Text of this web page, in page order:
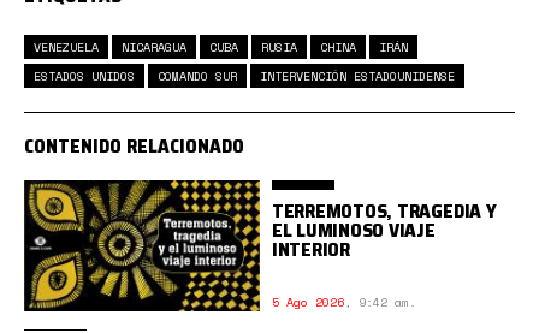
VENEZUELA NICARAGUA CUBA RUSIA CHINA
IRÁN
ESTADOS UNIDOS
COMANDO SUR INTERVENCIÓN ESTADOUNIDENSE
CONTENIDO RELACIONADO
TERREMOTOS, TRAGEDIA Y
EL LUMINOSO VIAJE
INTERIOR
5 Ago 2026, 9:42 am.